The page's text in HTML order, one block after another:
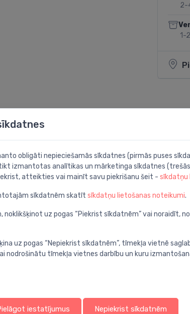
2-
1-
obligāti nepieciešamās sīkdatnes (pirmās puses
izmantotas analītikas un mārketinga sīkdatnes
atteikties vai mainīt savu piekrišanu šeit - sīkdatņu
sīkdatnēm skatīt sīkdatņu lietošanas noteikumi.
uz pogas “Piekrist sīkdatnēm” vai noraidīt,
uz pogas “Nepiekrist sīkdatnēm”, tīmekļa vietnē
nodrošinātu tīmekļa vietnes darbību un kuru
iestatījumus Nepiekrist sīkdatnēm